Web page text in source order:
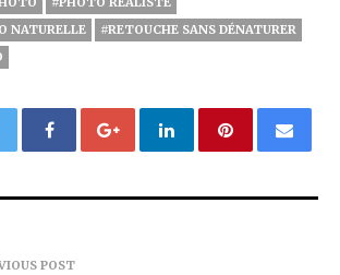
NATURELLE
#RETOUCHE SANS DÉNATURER
POST